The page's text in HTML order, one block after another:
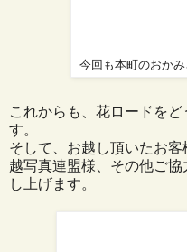
今回も本町のおか
これからも、花ロードを
す。
そして、お越し頂いたお
越写真連盟様、その他ご
し上げます。